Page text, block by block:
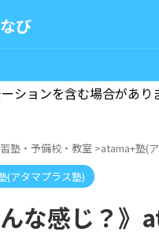
び
ションを含む場合があり
塾・予備校・教室 >atama+塾(
(アタマプラス塾)
んな感じ？